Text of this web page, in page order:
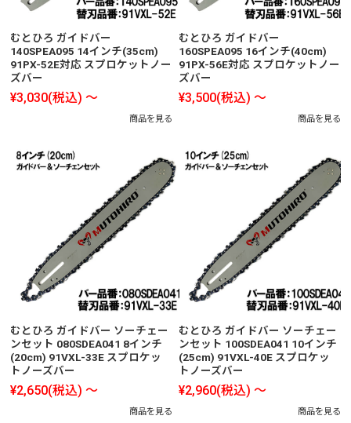
むとひろ ガイドバー
140SPEA095 14インチ(35cm)
91PX-52E対応 スプロケットノー
ズバー
¥3,030(税込) ～
商品を見る
むとひろ ガイドバー
160SPEA095 16インチ(40cm)
91PX-56E対応 スプロケットノー
ズバー
¥3,500(税込) ～
商品を見る
むとひろ ガイドバー ソーチェー
ンセット 080SDEA041 8インチ
(20cm) 91VXL-33E スプロケッ
トノーズバー
¥2,650(税込) ～
商品を見る
むとひろ ガイドバー ソーチェー
ンセット 100SDEA041 10インチ
(25cm) 91VXL-40E スプロケッ
トノーズバー
¥2,960(税込) ～
商品を見る